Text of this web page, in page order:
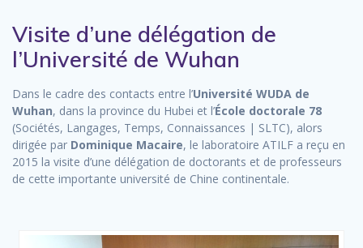
Visite d’une délégation de
l’Université de Wuhan
Dans le cadre des contacts entre l’Université WUDA de
Wuhan, dans la province du Hubei et l’École doctorale 78
(Sociétés, Langages, Temps, Connaissances | SLTC), alors
dirigée par Dominique Macaire, le laboratoire ATILF a reçu en
2015 la visite d’une délégation de doctorants et de professeurs
de cette importante université de Chine continentale.